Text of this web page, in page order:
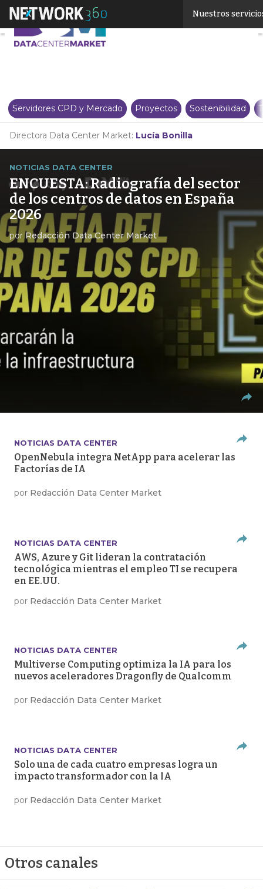
Nuestros
Servidores CPD y Mercado Proyectos Sostenibilidad
Directora Data Center Market: Lucía Bonilla
NOTICIAS DATA CENTER
ENCUESTA: Radiografía del sector
de los centros de datos en España
2026
porRedacción Data Center Market
NOTICIAS DATA CENTER
OpenNebula integra NetApp para acelerar las
Factorías de IA
por Redacción Data Center Market
NOTICIAS DATA CENTER
AWS, Azure y Git lideran la contratación
tecnológica mientras el empleo TI se recupera
en EE.UU.
por Redacción Data Center Market
NOTICIAS DATA CENTER
Multiverse Computing optimiza la IA para los
nuevos aceleradores Dragonfly de Qualcomm
por Redacción Data Center Market
NOTICIAS DATA CENTER
Solo una de cada cuatro empresas logra un
impacto transformador con la IA
por Redacción Data Center Market
Otros canales